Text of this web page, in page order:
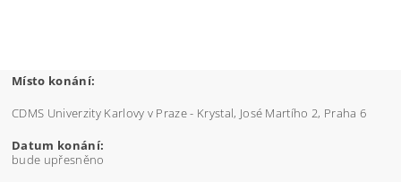
Místo konání:
CDMS Univerzity Karlovy v Praze - Krystal, José Martího 2, Praha 6
Datum konání:
bude upřesněno